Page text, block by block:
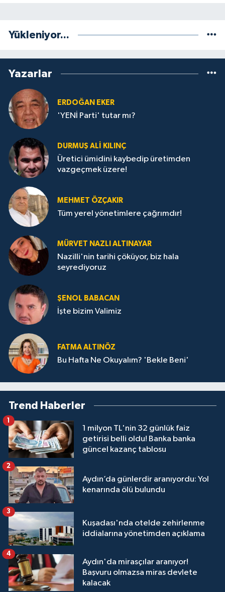
Yükleniyor...
Yazarlar
ERDOĞAN EKER
'YENİ Parti' tutar mı?
DURMUŞ ALI KILINÇ
Üretici ümidini kaybedip üretimden
vazgeçmek üzere!
MEHMET ÖZÇAKIR
Tüm yerel yönetimlere çağrımdır!
MÜRVET NAZLI ALTINAYAR
Nazilli'nin tarihi çöküyor, biz hala
seyrediyoruz
ŞENOL BABACAN
İşte bizim Valimiz
FATMA ALTINÖZ
Bu Hafta Ne Okuyalım? 'Bekle Beni'
Trend Haberler
1 milyon TL'nin 32 günlük faiz
getirisi belli oldu! Banka banka
güncel kazanç tablosu
1
Aydın’da günlerdir aranıyordu: Yol
kenarında ölü bulundu
2
Kuşadası'nda otelde zehirlenme
iddialarına yönetimden açıklama
3
Aydın'da mirasçılar aranıyor!
Başvuru olmazsa miras devlete
kalacak
4